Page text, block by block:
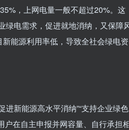
，上网电量一般不超过20%。这
绿电需求，促进就地消纳，又保障
能源利用率低，导致全社会绿电资
新能源高水平消纳”“支持企业绿色
户在自主申报并网容量、自行承担